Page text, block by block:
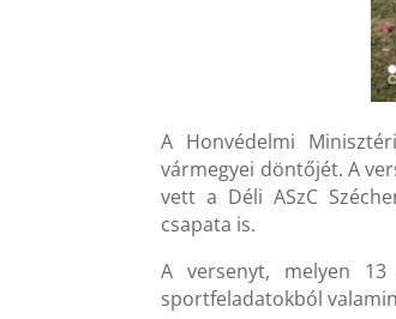
A Honvédelmi
vármegyei döntőjét. A
vett a Déli ASzC
csapata is.
A versenyt, melyen 13
sportfeladatokból